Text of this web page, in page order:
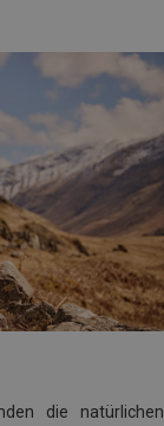
die natürlichen